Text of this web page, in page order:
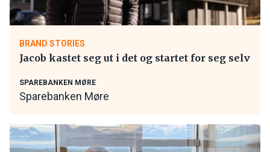
BRAND STORIES
Jacob kastet seg ut i det og startet for seg selv
SPAREBANKEN MØRE
Sparebanken Møre